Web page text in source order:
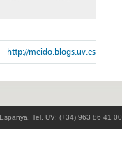
http://meido.blogs.uv.es
Tel. UV: (+34) 963 86 41 00